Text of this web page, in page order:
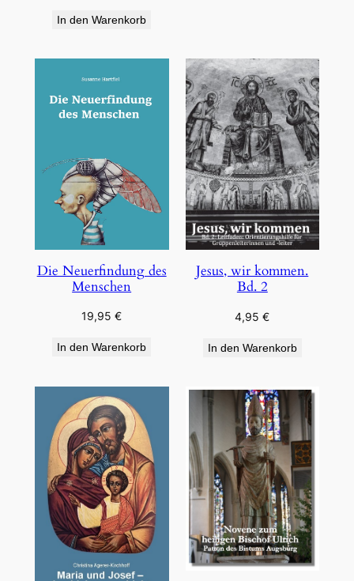
In den Warenkorb
Die Neuerfindung des
Menschen
19,95€
In den Warenkorb
Jesus, wir kommen.
Bd. 2
4,95€
In den Warenkorb